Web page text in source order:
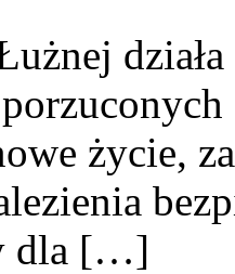
życie,
dla […]